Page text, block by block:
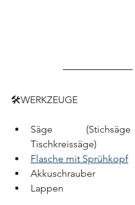
🛠WERKZEUGE
Säge
Tischkreissäge)
Flasche mit Sprühkopf
Akkuschrauber
Lappen